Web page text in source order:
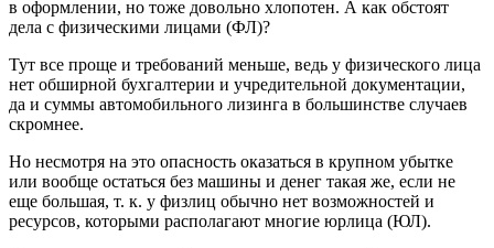
в оформлении, но тоже довольно хлопотен. А как обстоят
дела с физическими лицами (ФЛ)?
Тут все проще и требований меньше, ведь у физического лица
нет обширной бухгалтерии и учредительной документации,
да и суммы автомобильного лизинга в большинстве случаев
скромнее.
Но несмотря на это опасность оказаться в крупном убытке
или вообще остаться без машины и денег такая же, если не
еще большая, т. к. у физлиц обычно нет возможностей и
ресурсов, которыми располагают многие юрлица (ЮЛ).